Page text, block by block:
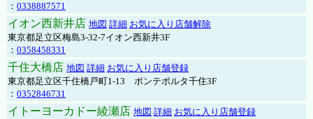
： 0338887571
イオン西新井店 地図 詳細 お気に入り店舗解除
東京都足立区梅島3-32-7イオン西新井3F
： 0358458331
千住大橋店 地図 詳細 お気に入り店舗登録
東京都足立区千住橋戸町1-13 ポンテポルタ千住3F
： 0352846731
イトーヨーカドー綾瀬店 地図 詳細 お気に入り店舗登録